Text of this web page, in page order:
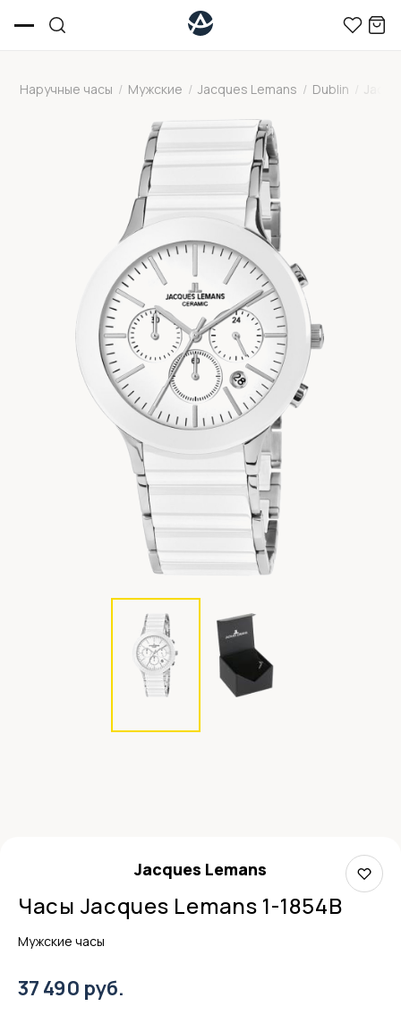
Наручные часы / Мужские / Jacques Lemans / Dublin /
Jacques Lemans
Часы Jacques Lemans 1-1854B
Мужские часы
37 490 руб.